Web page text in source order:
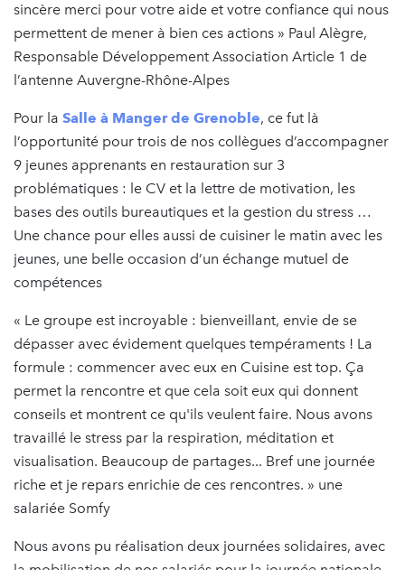
sincère merci pour votre aide et votre confiance qui nous
permettent de mener à bien ces actions » Paul Alègre,
Responsable Développement Association Article 1 de
l’antenne Auvergne-Rhône-Alpes
Pour la Salle à Manger de Grenoble, ce fut là
l’opportunité pour trois de nos collègues d’accompagner
9 jeunes apprenants en restauration sur 3
problématiques : le CV et la lettre de motivation, les
bases des outils bureautiques et la gestion du stress …
Une chance pour elles aussi de cuisiner le matin avec les
jeunes, une belle occasion d’un échange mutuel de
compétences
« Le groupe est incroyable : bienveillant, envie de se
dépasser avec évidement quelques tempéraments ! La
formule : commencer avec eux en Cuisine est top. Ça
permet la rencontre et que cela soit eux qui donnent
conseils et montrent ce qu'ils veulent faire. Nous avons
travaillé le stress par la respiration, méditation et
visualisation. Beaucoup de partages... Bref une journée
riche et je repars enrichie de ces rencontres. » une
salariée Somfy
Nous avons pu réalisation deux journées solidaires, avec